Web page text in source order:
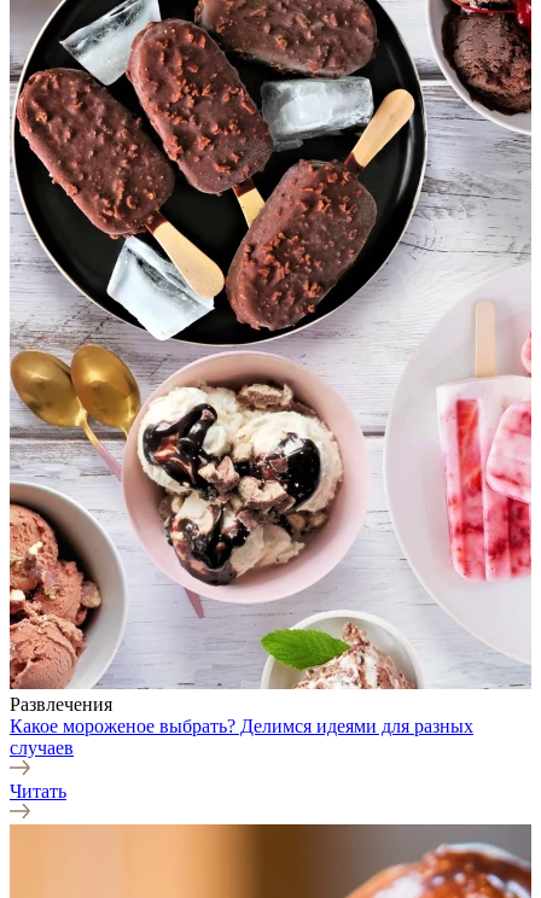
Развлечения
Какое мороженое выбрать? Делимся идеями для разных
случаев
Читать